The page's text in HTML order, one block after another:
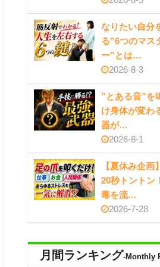
なりたい自分
る”6つのマス
ー”とは…
2026-8-3
”とある音”を
け身体が変わ
器が…
2026-8-1
【夏休み企画
20秒トントン
毒を流…
2026-7-28
月間ランキング-Monthly